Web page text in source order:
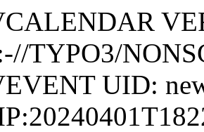
TYPO3/
UID: